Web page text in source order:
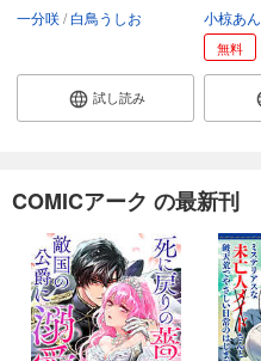
一分咲 白鳥うしお
試し読み
小椋あん
無料
COMICアーク の最新刊